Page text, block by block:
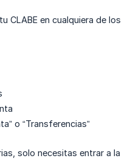
CLABE en cualquiera de los
o “Transferencias”
solo necesitas entrar a la